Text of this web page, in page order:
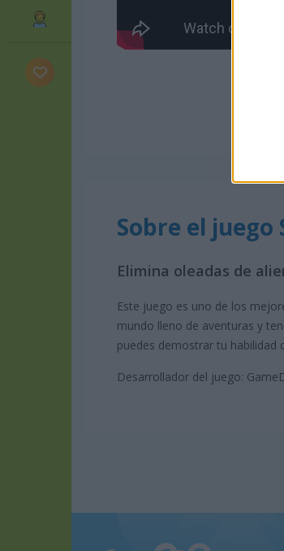
Sobre el juego
Elimina oleadas de
Este juego es uno de los
mundo lleno de aventuras y
puedes demostrar tu habilidad
Desarrollador del juego: